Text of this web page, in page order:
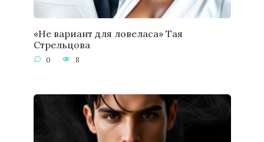
«Не вариант для ловеласа» Тая
Стрельцова
0 8